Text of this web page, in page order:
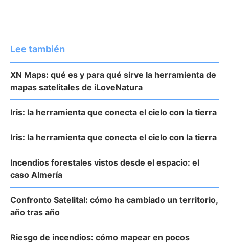
Lee también
XN Maps: qué es y para qué sirve la herramienta de
mapas satelitales de iLoveNatura
Iris: la herramienta que conecta el cielo con la tierra
Iris: la herramienta que conecta el cielo con la tierra
Incendios forestales vistos desde el espacio: el
caso Almería
Confronto Satelital: cómo ha cambiado un territorio,
año tras año
Riesgo de incendios: cómo mapear en pocos